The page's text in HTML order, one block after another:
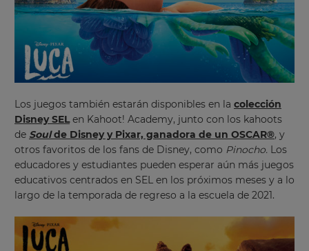
Los juegos también estarán disponibles en la colección
Disney SELen Kahoot! Academy, junto con los kahoots
de Soul de Disney y Pixar, ganadora de un OSCAR®, y
otros favoritos de los fans de Disney, como Pinocho. Los
educadores y estudiantes pueden esperar aún más juegos
educativos centrados en SEL en los próximos meses y a lo
largo de la temporada de regreso a la escuela de 2021.
your
settings.
Update
your
language,
region
and
currency.
Region
This
will
set
country
tax